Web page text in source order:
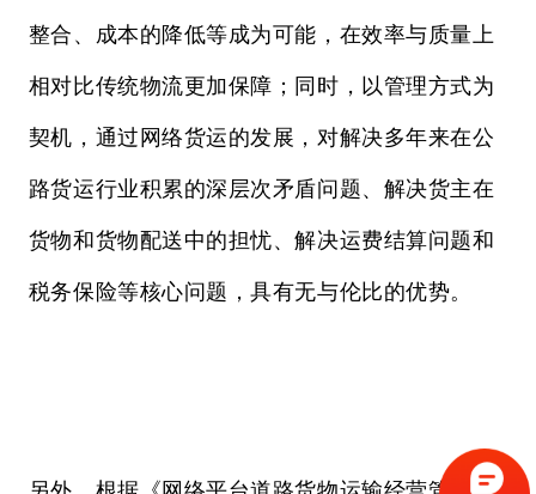
整合、成本的降低等成为可能，在效率与质量上
相对比传统物流更加保障；同时，以管理方式为
契机，通过网络货运的发展，对解决多年来在公
路货运行业积累的深层次矛盾问题、解决货主在
货物和货物配送中的担忧、解决运费结算问题和
税务保险等核心问题，具有无与伦比的优势。